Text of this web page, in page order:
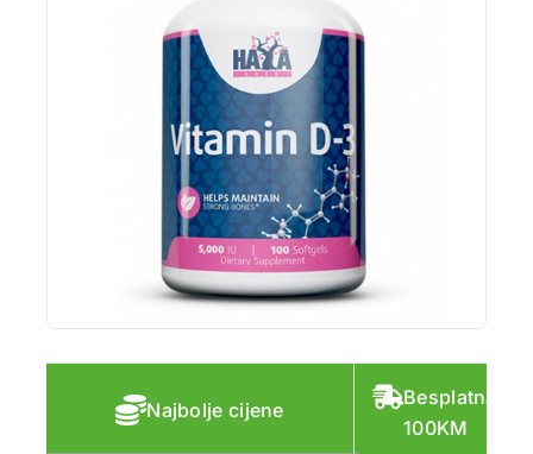
Najbolje cijene
Besplatna
100KM